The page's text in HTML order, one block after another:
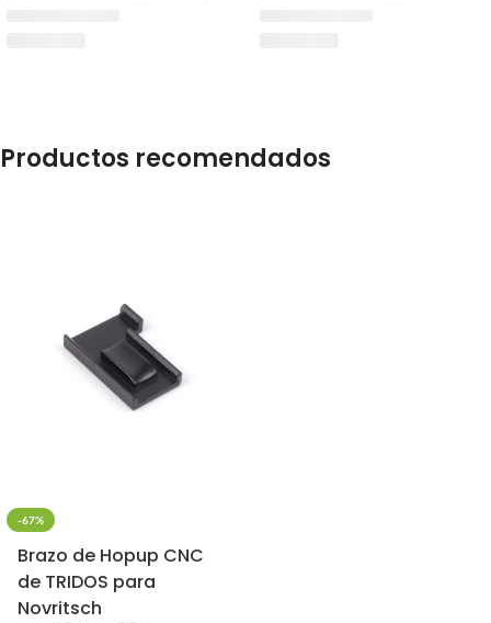
Productos recomendados
-67%
Brazo de Hopup CNC
de TRIDOS para
Novritsch